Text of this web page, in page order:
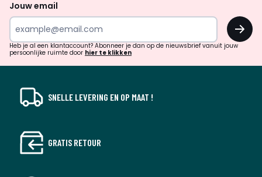
inspiratie
verrassingen?
Jouw email
OK
Heb je al een klantaccount? Abonneer je dan op de nieuwsbrief vanuit jouw
persoonlijke ruimte door hier te klikken
SNELLE LEVERING EN OP MAAT !
GRATIS RETOUR